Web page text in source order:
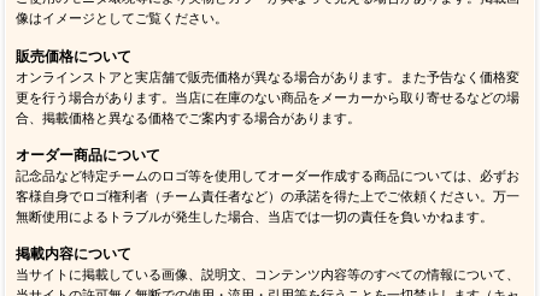
像はイメージとしてご覧ください。
販売価格について
オンラインストアと実店舗で販売価格が異なる場合があります。また予告なく価格変
更を行う場合があります。当店に在庫のない商品をメーカーから取り寄せるなどの場
合、掲載価格と異なる価格でご案内する場合があります。
オーダー商品について
記念品など特定チームのロゴ等を使用してオーダー作成する商品については、必ずお
客様自身でロゴ権利者（チーム責任者など）の承諾を得た上でご依頼ください。万一
無断使用によるトラブルが発生した場合、当店では一切の責任を負いかねます。
掲載内容について
当サイトに掲載している画像、説明文、コンテンツ内容等のすべての情報について、